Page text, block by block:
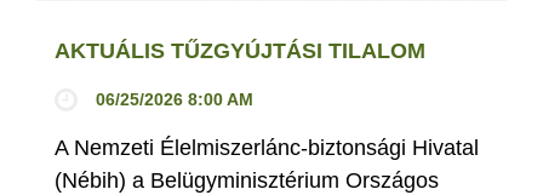
AKTUÁLIS TŰZGYÚJTÁSI TILALOM
06/25/2026 8:00 AM
A Nemzeti Élelmiszerlánc-biztonsági Hivatal
(Nébih) a Belügyminisztérium Országos